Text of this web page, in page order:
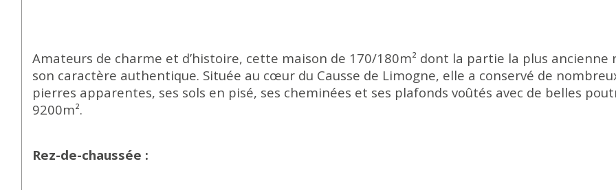
Amateurs de charme et d’histoire, cette maison de 170/180m² dont la partie la plus
son caractère authentique. Située au cœur du Causse de Limogne, elle a conservé de
pierres apparentes, ses sols en pisé, ses cheminées et ses plafonds voûtés avec de belles
9200m².
Rez-de-chaussée :